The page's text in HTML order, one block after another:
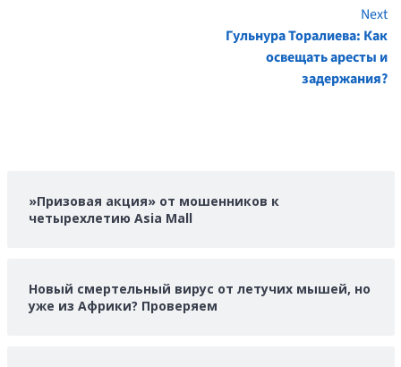
Next
Гульнура Торалиева: Как
освещать аресты и
задержания?
»Призовая акция» от мошенников к
четырехлетию Asia Mall
Новый смертельный вирус от летучих мышей, но
уже из Африки? Проверяем